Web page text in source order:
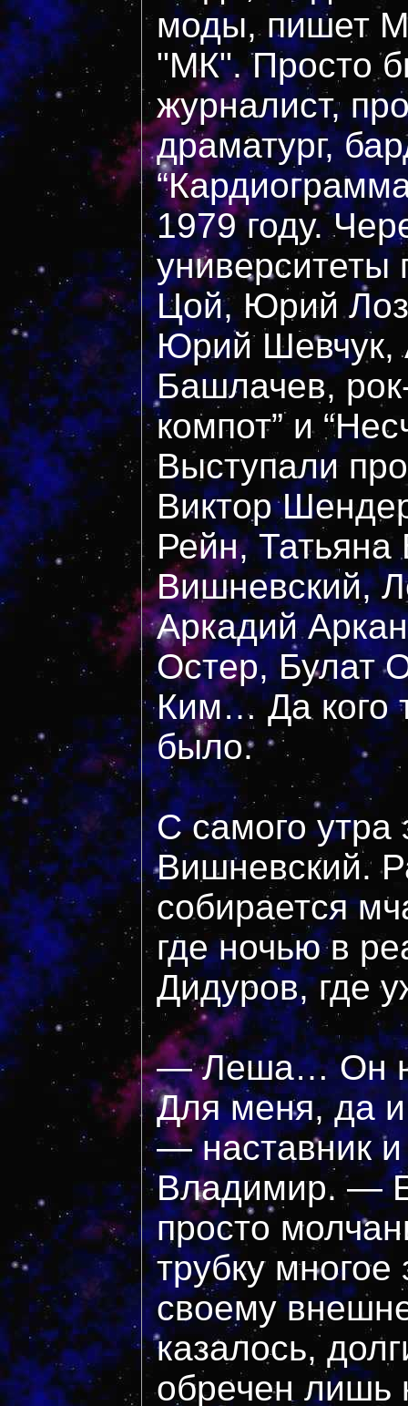
моды, пишет
"МК". Просто
журналист,
драматург,
1979 году.
Цой, Юрий
Юрий Шевчук,
Башлачев,
компот” и
Выступали
Виктор
Рейн,
Вишневский,
Аркадий
Остер, Булат
Ким… Да кого
было.
С самого
Вишневский.
собирается
где ночью в
Дидуров, где
— Леша… Он
Для меня, да
— наставник и
Владимир. —
просто
трубку
своему
казалось,
обречен лишь